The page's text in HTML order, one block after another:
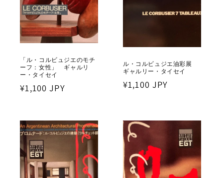
「ル・コルビュジエのモチ
ーフ：女性」 ギャルリ
ー・タイセイ
通
格
¥1,100 JPY
ル・コルビュジエ油彩展
ギャルリー・タイセイ
通
格
¥1,100 JPY